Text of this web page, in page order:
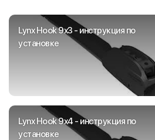
Lynx Hook 9x3 - инструкция по
установке
Lynx Hook 9x4 - инструкция по
установке